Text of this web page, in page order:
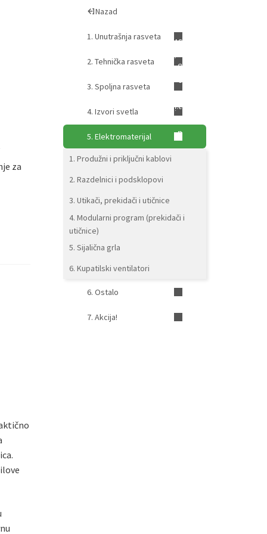
za
Nazad
1. Unutrašnja rasveta
2. Tehnička rasveta
3. Spoljna rasveta
4. Izvori svetla
5. Elektromaterijal
1. Produžni i priključni kablovi
2. Razdelnici i podsklopovi
3. Utikači, prekidači i utičnice
4. Modularni program (prekidači i
utičnice)
5. Sijalična grla
6. Kupatilski ventilatori
6. Ostalo
7. Akcija!